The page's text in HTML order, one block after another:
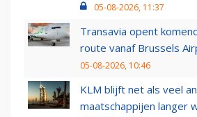
05-08-2026, 11:37
Transavia opent
route vanaf Brussels
05-08-2026, 10:46
KLM blijft net als veel
maatschappijen langer